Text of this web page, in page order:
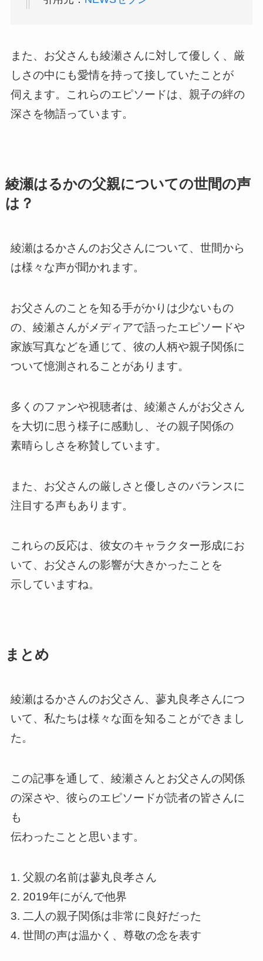
また、お父さんも綾瀬さんに対して優しく、厳
しさの中にも愛情を持って接していたことが
伺えます。これらのエピソードは、親子の絆の
深さを物語っています。
綾瀬はるかの父親についての世間の声
は？
綾瀬はるかさんのお父さんについて、世間から
は様々な声が聞かれます。
お父さんのことを知る手がかりは少ないもの
の、綾瀬さんがメディアで語ったエピソードや
家族写真などを通じて、彼の人柄や親子関係に
ついて憶測されることがあります。
多くのファンや視聴者は、綾瀬さんがお父さん
を大切に思う様子に感動し、その親子関係の
素晴らしさを称賛しています。
また、お父さんの厳しさと優しさのバランスに
注目する声もあります。
これらの反応は、彼女のキャラクター形成にお
いて、お父さんの影響が大きかったことを
示していますね。
まとめ
綾瀬はるかさんのお父さん、蓼丸良孝さんにつ
いて、私たちは様々な面を知ることができまし
た。
この記事を通して、綾瀬さんとお父さんの関係
の深さや、彼らのエピソードが読者の皆さんに
も
伝わったことと思います。
1. 父親の名前は蓼丸良孝さん
2. 2019年にがんで他界
3. 二人の親子関係は非常に良好だった
4. 世間の声は温かく、尊敬の念を表す